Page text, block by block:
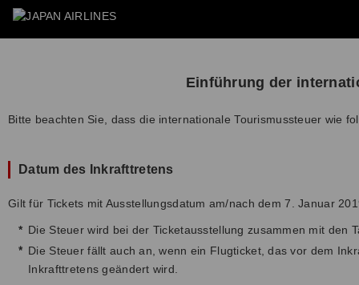
Einführung der
Bitte beachten Sie, dass die internationale Tourismussteuer wie
Datum des Inkrafttretens
Gilt für Tickets mit Ausstellungsdatum am/nach dem 7. Januar
* Die Steuer wird bei der Ticketausstellung zusammen mit den
* Die Steuer fällt auch an, wenn ein Flugticket, das vor dem
Inkrafttretens geändert wird.